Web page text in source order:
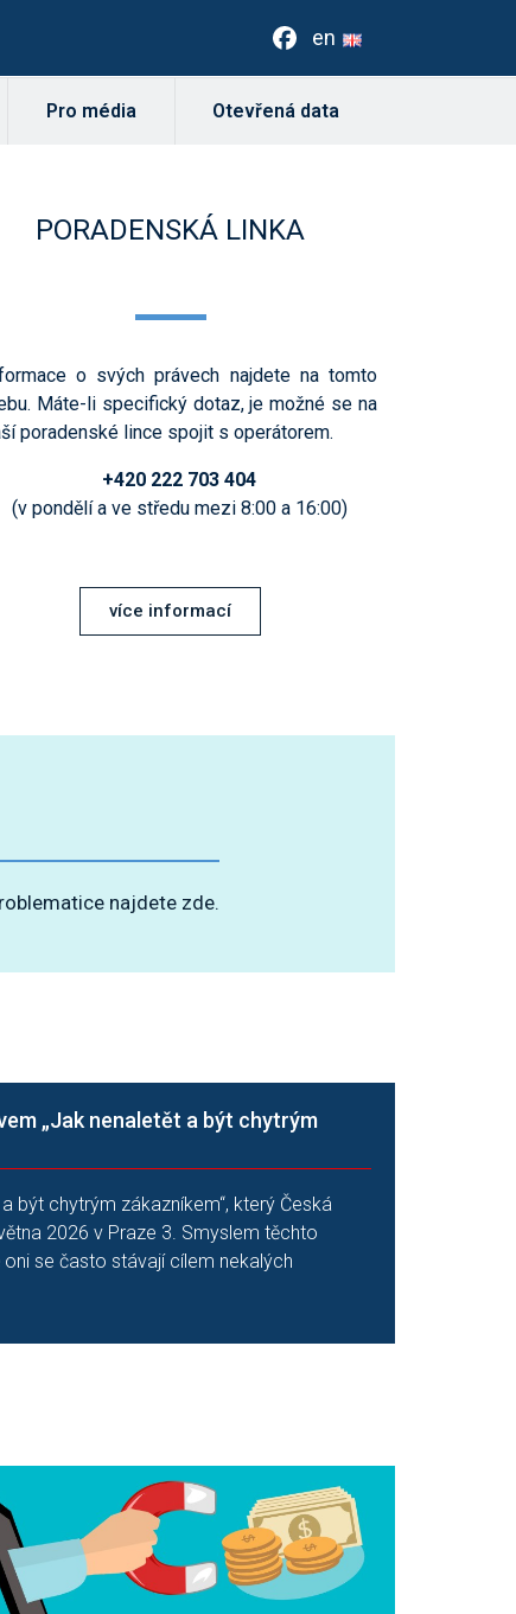
en
Pro média Otevřená data
PORADENSKÁ LINKA
o svých právech najdete na tomto
Máte-li specifický dotaz, je možné se na
poradenské lince spojit s operátorem.
+420 222 703 404
(v pondělí a ve středu mezi 8:00 a 16:00)
více informací
najdete zde.
„Jak nenaletět a být chytrým
být chytrým zákazníkem“, který Česká
2026 v Praze 3. Smyslem těchto
se často stávají cílem nekalých